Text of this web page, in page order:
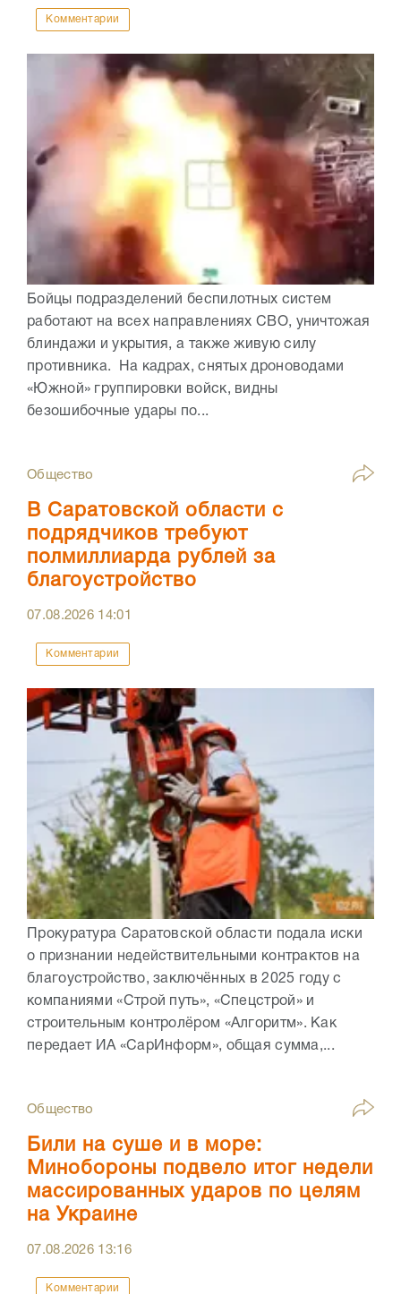
Комментарии
Бойцы подразделений беспилотных систем
работают на всех направлениях СВО, уничтожая
блиндажи и укрытия, а также живую силу
противника. На кадрах, снятых дроноводами
«Южной» группировки войск, видны
безошибочные удары по...
Общество
В Саратовской области с
подрядчиков требуют
полмиллиарда рублей за
благоустройство
07.08.2026 14:01
Комментарии
Прокуратура Саратовской области подала иски
о признании недействительными контрактов на
благоустройство, заключённых в 2025 году с
компаниями «Строй путь», «Спецстрой» и
строительным контролёром «Алгоритм». Как
передает ИА «СарИнформ», общая сумма,...
Общество
Били на суше и в море:
Минобороны подвело итог недели
массированных ударов по целям
на Украине
07.08.2026 13:16
Комментарии